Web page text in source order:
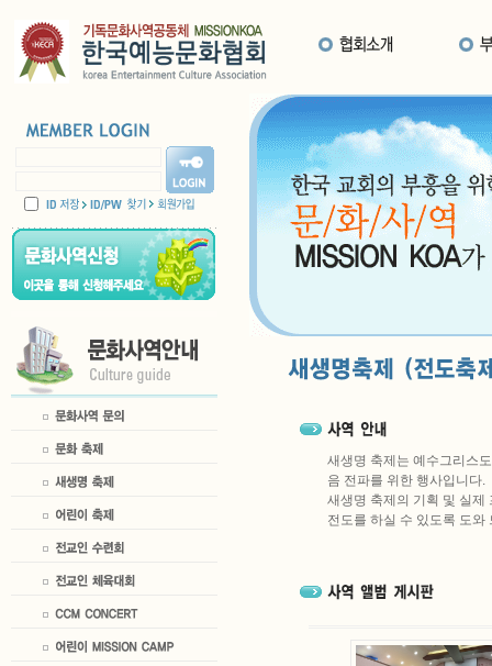
새생명 축제는 예수그리스
음 전파를 위한 행사입니다.
새생명 축제의 기획 및 실제
전도를 하실 수 있도록 도와